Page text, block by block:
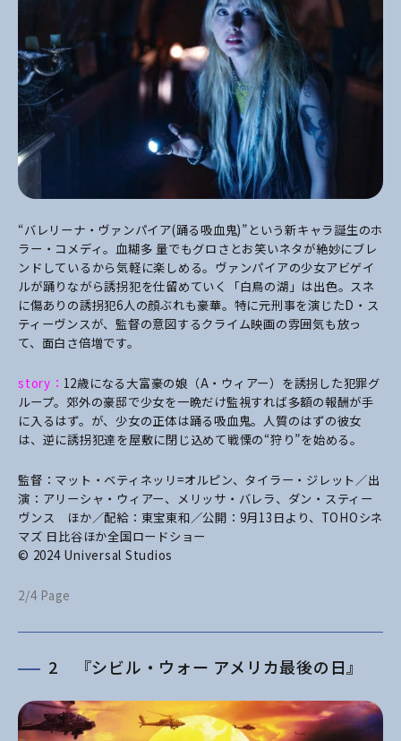
“バレリーナ・ヴァンパイア(踊る吸血鬼)”という新キャラ誕生のホ
ラー・コメディ。血糊多 量でもグロさとお笑いネタが絶妙にブレ
ンドしているから気軽に楽しめる。ヴァンパイアの少女アビゲイ
ルが踊りながら誘拐犯を仕留めていく「白鳥の湖」は出色。スネ
に傷ありの誘拐犯6人の顔ぶれも豪華。特に元刑事を演じたD・ス
ティーヴンスが、監督の意図するクライム映画の雰囲気も放っ
て、面白さ倍増です。
story： 12歳になる大富豪の娘（A・ウィアー）を誘拐した犯罪グ
ループ。郊外の豪邸で少女を一晩だけ監視すれば多額の報酬が手
に入るはず。が、少女の正体は踊る吸血鬼。人質のはずの彼女
は、逆に誘拐犯達を屋敷に閉じ込めて戦慄の“狩り”を始める。
監督：マット・ベティネッリ=オルピン、タイラー・ジレット／出
演：アリーシャ・ウィアー、メリッサ・バレラ、ダン・スティー
ヴンス ほか／配給：東宝東和／公開：9月13日より、TOHOシネ
マズ 日比谷ほか全国ロードショー
© 2024 Universal Studios
2/4 Page
2 『シビル・ウォー アメリカ最後の日』